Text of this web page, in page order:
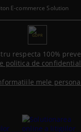
E-commerce Solution
GDPR
respecta 100%
politica de
mele